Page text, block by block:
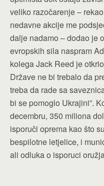
veliko razočarenje –
nedavne akcije me
dalje nadamo – dodao je
evropskih sila naspram
kolega Jack Reed je
Države ne bi trebalo da
treba da rade sa
bi se pomoglo Ukrajini”.
decembru, 350 miliona
isporuči oprema kao što
bespilotne letjelice, i
ali odluka o isporuci